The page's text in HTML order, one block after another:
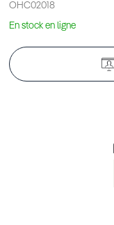
OHC02018
En stock en ligne